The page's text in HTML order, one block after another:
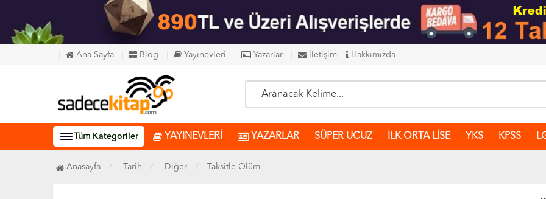
Ana Sayfa Blog Yayınevleri Yazarlar İletişim Hakkımızda
Tüm Kategoriler YAYINEVLERİ YAZARLAR SÜPER UCUZ İLK ORTA LİSE YKS KPSS
Anasayfa Tarih Diğer Taksitle Ölüm